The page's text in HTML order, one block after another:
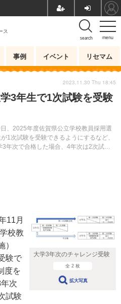
menu
search
ス
事例 イベント リセマム
3年生で1次試験を受験
、2025年度佐賀県公立学校教員採用選
1次試験を受験できるようにするなど、
年次で合格した場合、4年次は2次試験
2023.11.30 Thu 18:45
大学3年次のチャレンジ受験
全 2 枚
拡大写真
11月
校教
）
験で
度を
次
試験